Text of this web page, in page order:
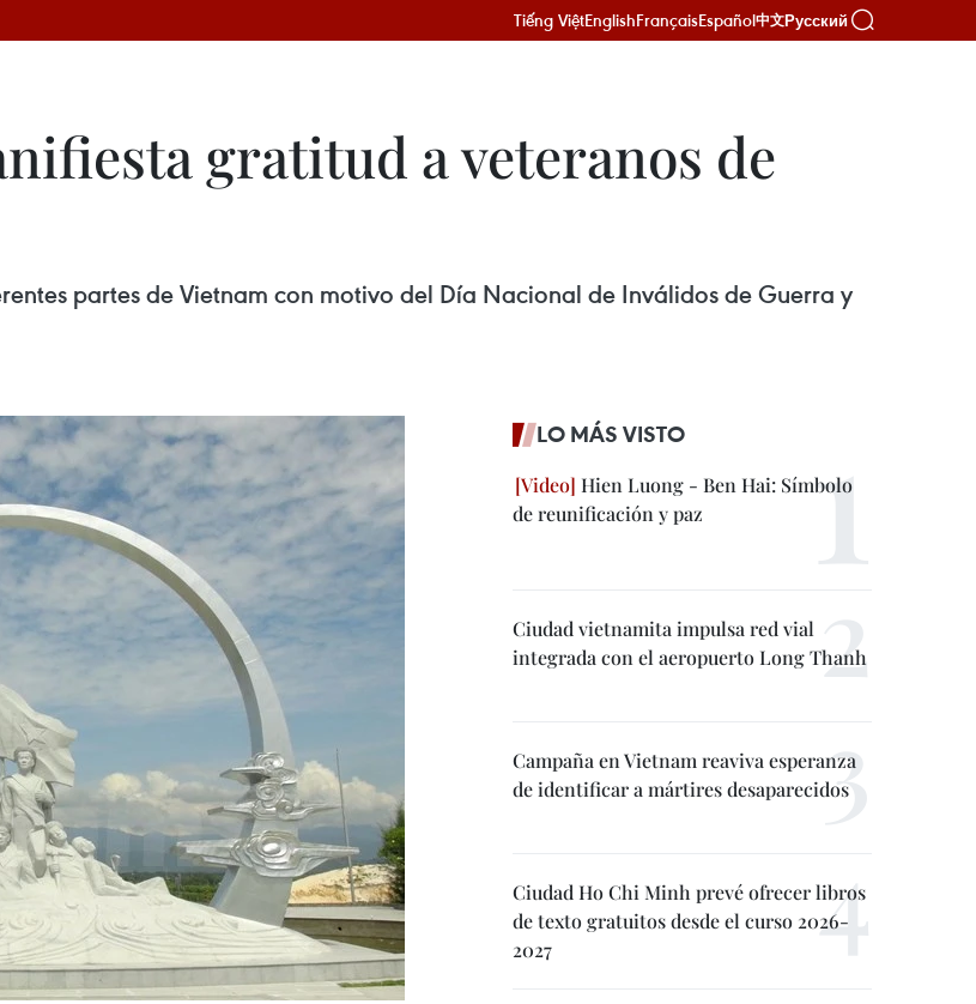
Tiếng ViệtEnglishFrançaisEspañol中文Русский
gratitud a veteranos de
partes de Vietnam con motivo del Día Nacional de Inválidos de Guerra y
LO MÁS VISTO
Hien Luong - Ben Hai: Símbolo
de reunificación y paz
Ciudad vietnamita impulsa red vial
integrada con el aeropuerto Long Thanh
Campaña en Vietnam reaviva esperanza
de identificar a mártires desaparecidos
Ciudad Ho Chi Minh prevé ofrecer libros
de texto gratuitos desde el curso 2026-
2027